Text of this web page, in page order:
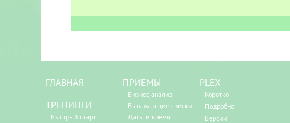
ГЛАВНАЯ
ТРЕНИНГИ
Быстрый старт
ПРИЕМЫ
Бизнес-анализ
Выпадающие списки
Даты и время
PLEX
Коротко
Подробно
Версии